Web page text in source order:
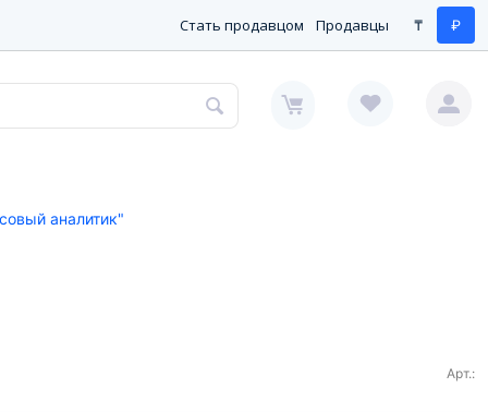
Стать продавцом Продавцы ₸ ₽
аналитик"
Арт.: